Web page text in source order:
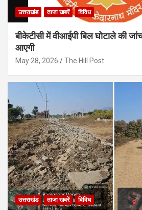
उत्तराखंड ताजा खबरें विविध
बीकेटीसी में वीआईपी बिल घोटाले की
आएगी
May 28, 2026 The Hill Post
उत्तराखंड ताजा खबरें विविध